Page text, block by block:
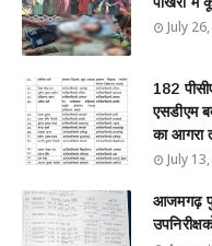
July
182
एसडीएम
का आगरा
July
आजमगढ़